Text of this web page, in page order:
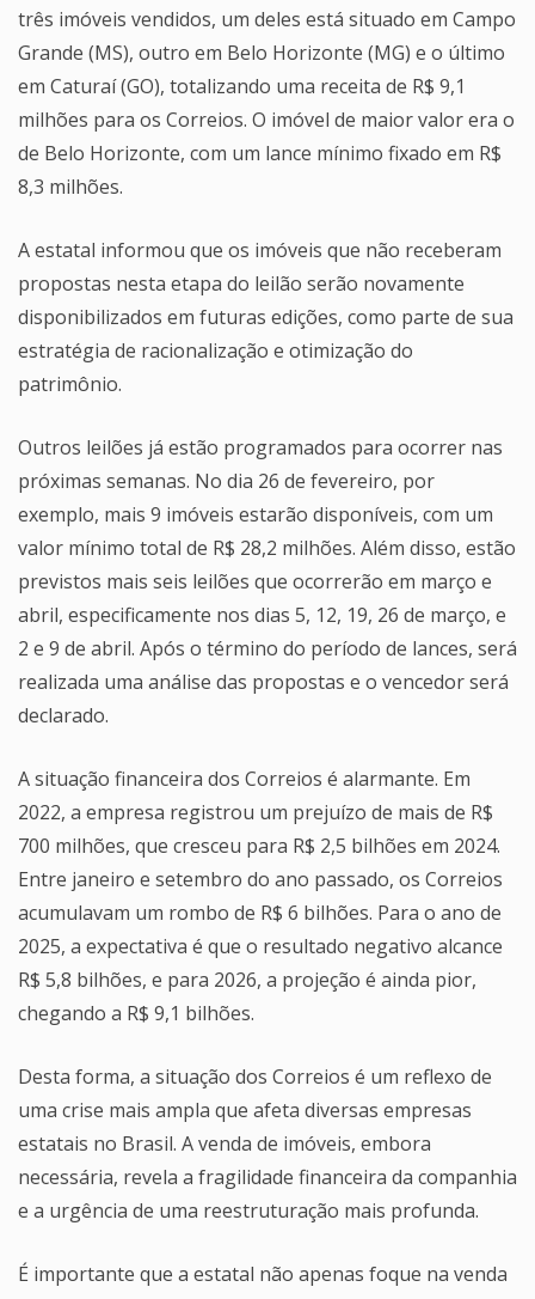
três imóveis vendidos, um deles está situado em Campo
Grande (MS), outro em Belo Horizonte (MG) e o último
em Caturaí (GO), totalizando uma receita de R$ 9,1
milhões para os Correios. O imóvel de maior valor era o
de Belo Horizonte, com um lance mínimo fixado em R$
8,3 milhões.
A estatal informou que os imóveis que não receberam
propostas nesta etapa do leilão serão novamente
disponibilizados em futuras edições, como parte de sua
estratégia de racionalização e otimização do
patrimônio.
Outros leilões já estão programados para ocorrer nas
próximas semanas. No dia 26 de fevereiro, por
exemplo, mais 9 imóveis estarão disponíveis, com um
valor mínimo total de R$ 28,2 milhões. Além disso, estão
previstos mais seis leilões que ocorrerão em março e
abril, especificamente nos dias 5, 12, 19, 26 de março, e
2 e 9 de abril. Após o término do período de lances, será
realizada uma análise das propostas e o vencedor será
declarado.
A situação financeira dos Correios é alarmante. Em
2022, a empresa registrou um prejuízo de mais de R$
700 milhões, que cresceu para R$ 2,5 bilhões em 2024.
Entre janeiro e setembro do ano passado, os Correios
acumulavam um rombo de R$ 6 bilhões. Para o ano de
2025, a expectativa é que o resultado negativo alcance
R$ 5,8 bilhões, e para 2026, a projeção é ainda pior,
chegando a R$ 9,1 bilhões.
Desta forma, a situação dos Correios é um reflexo de
uma crise mais ampla que afeta diversas empresas
estatais no Brasil. A venda de imóveis, embora
necessária, revela a fragilidade financeira da companhia
e a urgência de uma reestruturação mais profunda.
É importante que a estatal não apenas foque na venda